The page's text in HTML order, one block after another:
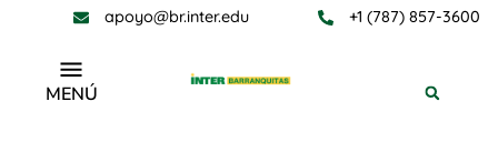
apoyo@br.inter.edu +1 (787) 857-3600
MENÚ